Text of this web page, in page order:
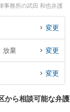
事務所の武田 和也弁護
れています。『大阪市
ぐに弁護士に相談した
変更
放棄 変更
変更
から相談可能な弁護